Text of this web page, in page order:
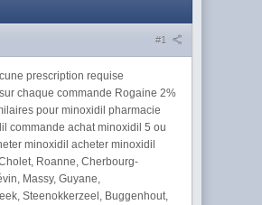
#1
prescription requise
chaque commande Rogaine 2%
pour minoxidil pharmacie
commande achat minoxidil 5 ou
minoxidil acheter minoxidil
Roanne, Cherbourg-
Massy, Guyane,
Steenokkerzeel, Buggenhout,